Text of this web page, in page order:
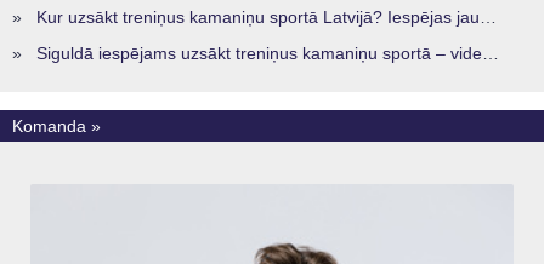
» Kur uzsākt treniņus kamaniņu sportā Latvijā? Iespējas jaunajiem sportistiem visos reģionos
» Siguldā iespējams uzsākt treniņus kamaniņu sportā – vide, kur veidojas nākamā sportistu paaudze
Komanda »